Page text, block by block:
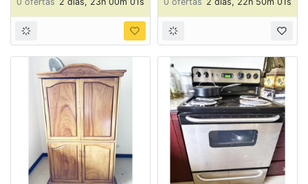
Lavadora de ropa
Whirlpool ItemSD15
₡95,000
0 ofertas 2 dias, 23h 00m 01s
Sofá Cama ItemSD10
₡70,000
0 ofertas 2 dias, 22h 50m 01s